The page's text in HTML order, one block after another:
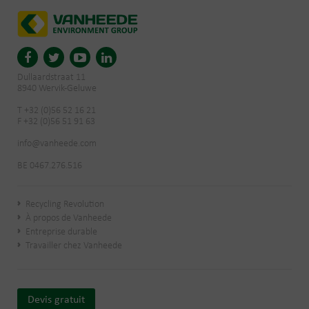
Dullaardstraat 11
8940 Wervik-Geluwe
T +32 (0)56 52 16 21
F +32 (0)56 51 91 63
info@vanheede.com
BE 0467.276.516
Recycling Revolution
À propos de Vanheede
Entreprise durable
Travailler chez Vanheede
Devis gratuit